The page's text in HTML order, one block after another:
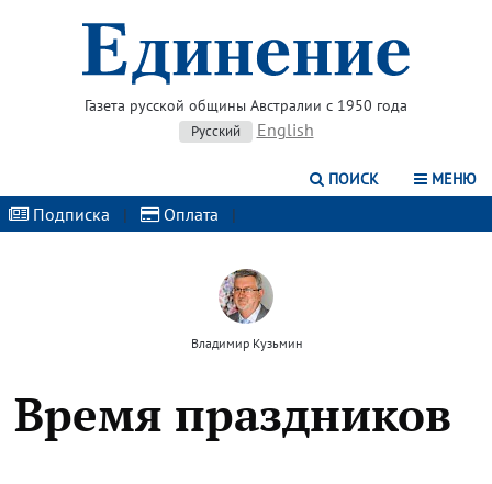
Газета русской общины Австралии с 1950 года
Русский English
ПОИСК МЕНЮ
Подписка | Оплата |
Владимир Кузьмин
Время праздников